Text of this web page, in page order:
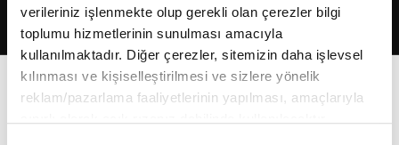
verileriniz işlenmekte olup gerekli olan çerezler bilgi
toplumu hizmetlerinin sunulması amacıyla
kullanılmaktadır. Diğer çerezler, sitemizin daha işlevsel
kılınması ve kişiselleştirilmesi ve sizlere yönelik
reklam/pazarlama faaliyetlerinin yapılması, amaçlarıyla